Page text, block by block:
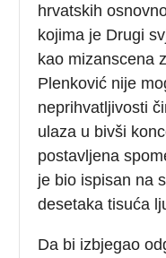
hrvatskih
kojima je Drugi
kao mizanscena
Plenković nije
neprihvatljivosti
ulaza u bivši
postavljena
je bio ispisan na
desetaka tisuća
Da bi izbjegao